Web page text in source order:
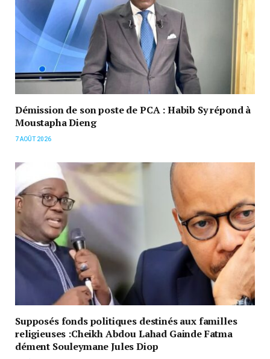
Démission de son poste de PCA : Habib Sy répond à
Moustapha Dieng
7 AOÛT 2026
Supposés fonds politiques destinés aux familles
religieuses :Cheikh Abdou Lahad Gainde Fatma
dément Souleymane Jules Diop